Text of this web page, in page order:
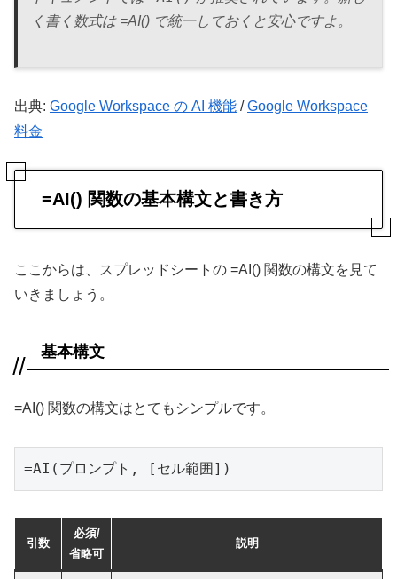
く書く数式は =AI() で統一しておくと安心ですよ。
出典: Google Workspace の AI 機能 /Google Workspace
料金
=AI() 関数の基本構文と書き方
ここからは、スプレッドシートの =AI() 関数の構文を見て
いきましょう。
基本構文
=AI() 関数の構文はとてもシンプルです。
=AI(プロンプト, [セル範囲])
引数
必須/
省略可
説明